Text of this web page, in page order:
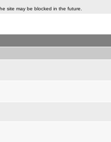
site may be blocked in the future.